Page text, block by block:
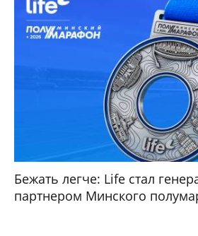
Бежать легче: Life стал
партнером Минского